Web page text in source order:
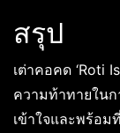
สรุป
เต่าคอคด ‘Roti
ความท้าทายใน
เข้าใจและพร้อม